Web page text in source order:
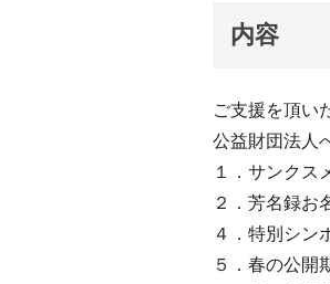
内容
ご支援を頂い
公益財団法人
１．サンクス
２．芳名録お
４．特別シン
５．春の公開